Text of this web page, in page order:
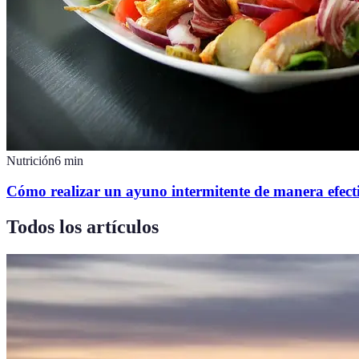
Nutrición6 min
Cómo realizar un ayuno intermitente de manera
Todos los artículos